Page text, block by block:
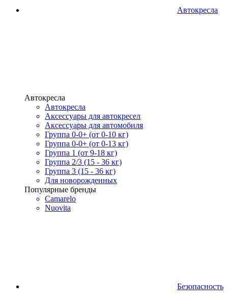
Автокресла
Автокресла
Автокресла
Аксессуары для автокресел
Аксессуары для автомобиля
Группа 0-0+ (от 0-10 кг)
Группа 0-0+ (от 0-13 кг)
Группа 1 (от 9-18 кг)
Группа 2/3 (15 - 36 кг)
Группа 3 (15 - 36 кг)
Для новорожденных
Популярные бренды
Camarelo
Nuovita
Безопасность